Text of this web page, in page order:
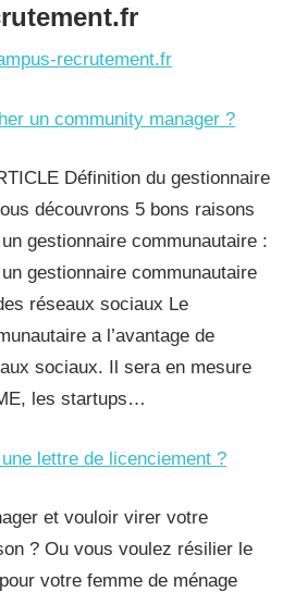
recrutement.fr
un community manager ?
Définition du gestionnaire
découvrons 5 bons raisons
gestionnaire communautaire :
gestionnaire communautaire
réseaux sociaux Le
a l’avantage de
sociaux. Il sera en mesure
les startups…
lettre de licenciement ?
et vouloir virer votre
? Ou vous voulez résilier le
votre femme de ménage